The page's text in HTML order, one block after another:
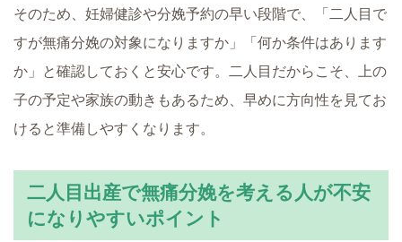
そのため、妊婦健診や分娩予約の早い段階で、「二人目で
すが無痛分娩の対象になりますか」「何か条件はあります
か」と確認しておくと安心です。二人目だからこそ、上の
子の予定や家族の動きもあるため、早めに方向性を見てお
けると準備しやすくなります。
二人目出産で無痛分娩を考える人が不安
になりやすいポイント